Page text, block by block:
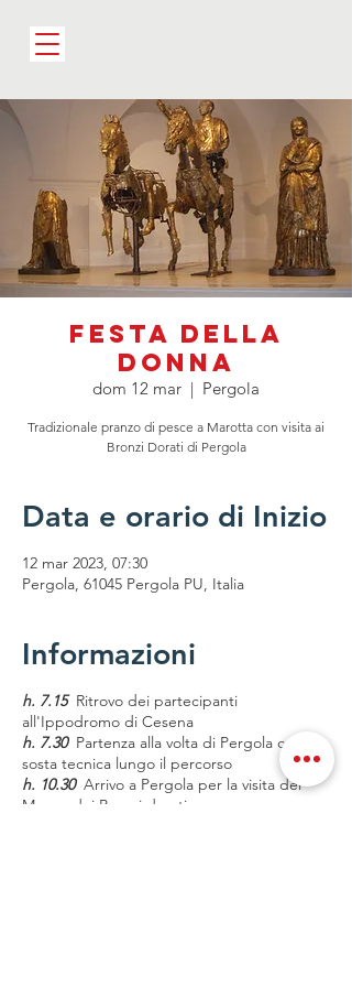
Festa della
Donna
dom 12 mar
  |
Pergola
Tradizionale pranzo di pesce a Marotta con visita ai
Bronzi Dorati di Pergola
Data e orario di Inizio
12 mar 2023, 07:30
Pergola, 61045 Pergola PU, Italia
Informazioni
h. 7.15 Ritrovo dei partecipanti
all'Ippodromo di Cesena
h. 7.30 Partenza alla volta di Pergola con
sosta tecnica lungo il percorso
h. 10.30 Arrivo a Pergola per la visita del
Museo dei Bronzi dorati